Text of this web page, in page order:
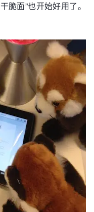
脆面”也开始好用了。